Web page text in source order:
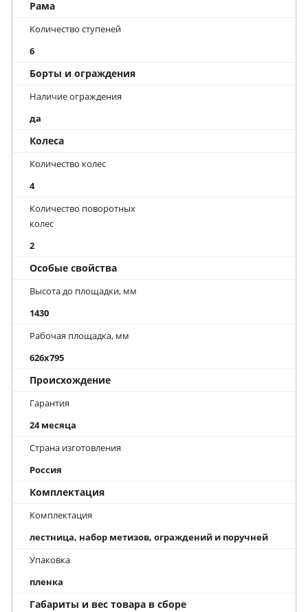
Рама
Количество ступеней
6
Борты и ограждения
Наличие ограждения
да
Колеса
Количество колес
4
Количество поворотных
колес
2
Особые свойства
Высота до площадки, мм
1430
Рабочая площадка, мм
626x795
Происхождение
Гарантия
24 месяца
Страна изготовления
Россия
Комплектация
Комплектация
лестница, набор метизов, ограждений и поручней
Упаковка
пленка
Габариты и вес товара в сборе